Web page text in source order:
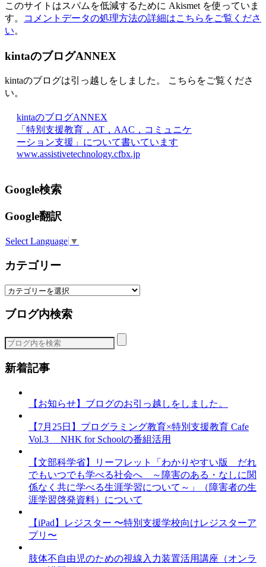
このサイトはスパムを低減するために Akismet を使っていま
す。
コメントデータの処理方法の詳細はこちらをご覧くださ
い。
kintaのブログANNEX
kintaのブログは引っ越しをしました。 こちらをご覧くださ
い。
kintaのブログANNEX
「特別支援教育，AT，AAC，コミュニケ
ーション支援」について書いています
www.assistivetechnology.cfbx.jp
Google検索
Google翻訳
Select Language ▼
カテゴリー
カ
ゴ
ー
ブログ内検索
新着記事
【お知らせ】ブログのお引っ越しをしました。
【7月25日】プログラミング教育×特別支援教育 Cafe
Vol.3 NHK for Schoolの番組活用
【文部科学省】リーフレット「わかりやすい版 だれ
でもいつでも学べる社会へ ～障害のある・なしに関
係なく共に学べる生涯学習について～」（障害者の生
涯学習啓発資料）について
【iPad】レジスター 〜特別支援学校向けレジスターア
プリ〜
肢体不自由児のための視線入力装置活用講座（オンラ